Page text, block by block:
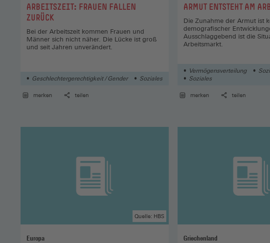
:ARBEITSZEIT: FRAUEN FALLEN
ZURÜCK
Bei der Arbeitszeit kommen Frauen und
Männer sich nicht näher. Die Lücke ist groß
und seit Jahren unverändert.
Geschlechtergerechtigkeit / Gender Soziales
merken teilen
:ARMUT ENTSTEHT AM
Die Zunahme der Armut ist
demografischer
Ausschlaggebend ist die
Arbeitsmarkt.
Vermögensverteilung
Soziales
merken teilen
Europa
Quelle: HBS
Griechenland